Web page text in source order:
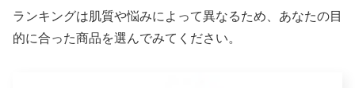
ランキングは肌質や悩みによって異なるため、あなたの目
的に合った商品を選んでみてください。